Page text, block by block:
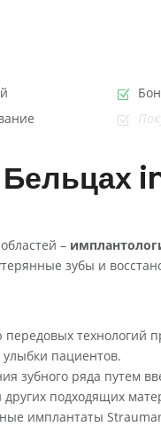
Бельцах
–
зубы и
технологий
улыбки пациентов.
зубного ряда путем
других подходящих
имплантаты